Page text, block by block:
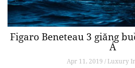
Figaro Beneteau 3 giăng
Á
Apr 11, 2019 / Luxury